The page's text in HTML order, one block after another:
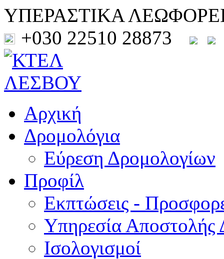
ΥΠΕΡΑΣΤΙΚΑ
+030 22510 28873
Αρχική
Δρομολόγια
Εύρεση Δρομολογίων
Προφίλ
Εκπτώσεις -
Υπηρεσία Αποστολής
Ισολογισμοί